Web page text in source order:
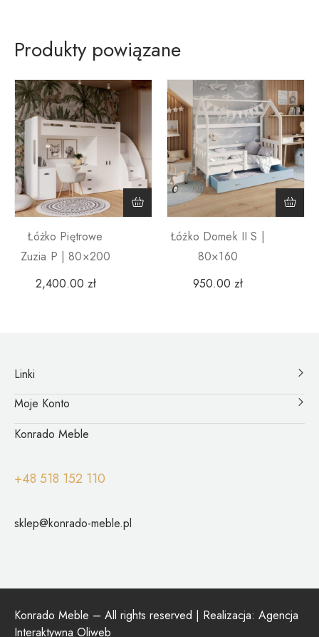
Produkty powiązane
Łóżko Piętrowe
Zuzia P | 80×200
2,400.00 zł
Łóżko Domek II S |
80×160
950.00 zł
Linki
Moje Konto
Konrado Meble
+48 518 152 110
sklep@konrado-meble.pl
Konrado Meble – All rights reserved | Realizacja: Agencja
Interaktywna Oliweb